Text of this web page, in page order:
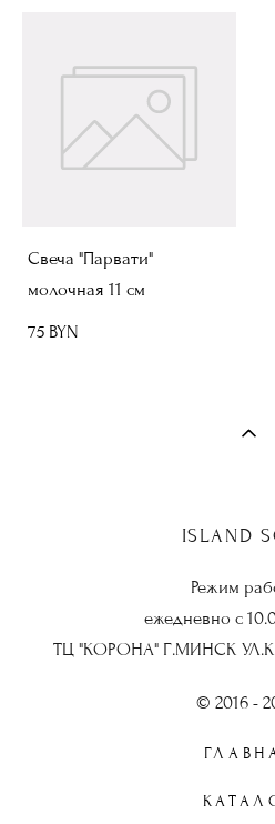
Свеча "Парвати"
молочная 11 см
75 BYN
ISLAND
Режим
ежедневно с
ТЦ "КОРОНА" Г.МИНСК
© 2016 -